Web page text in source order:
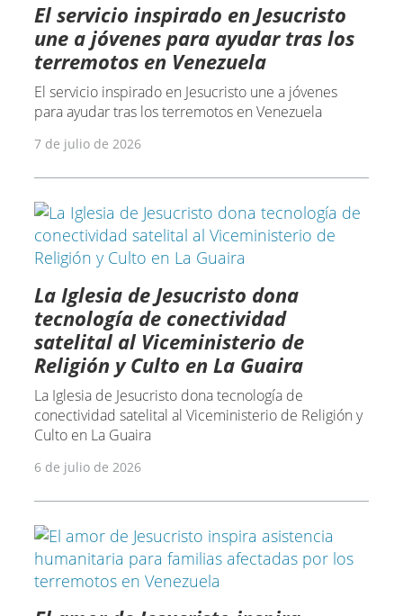
El servicio inspirado en Jesucristo
une a jóvenes para ayudar tras los
terremotos en Venezuela
El servicio inspirado en Jesucristo une a jóvenes
para ayudar tras los terremotos en Venezuela
7 de julio de 2026
La Iglesia de Jesucristo dona
tecnología de conectividad
satelital al Viceministerio de
Religión y Culto en La Guaira
La Iglesia de Jesucristo dona tecnología de
conectividad satelital al Viceministerio de Religión y
Culto en La Guaira
6 de julio de 2026